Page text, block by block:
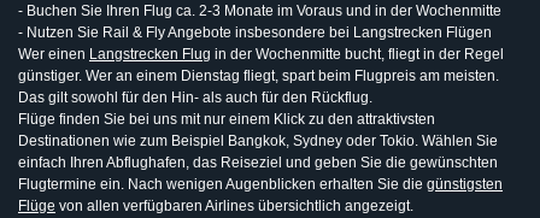
- Buchen Sie Ihren Flug ca. 2-3 Monate im Voraus und in der Wochenmitte
- Nutzen Sie Rail & Fly Angebote insbesondere bei Langstrecken Flügen
Wer einen Langstrecken Flug in der Wochenmitte bucht, fliegt in der Regel
günstiger. Wer an einem Dienstag fliegt, spart beim Flugpreis am meisten.
Das gilt sowohl für den Hin- als auch für den Rückflug.
Flüge finden Sie bei uns mit nur einem Klick zu den attraktivsten
Destinationen wie zum Beispiel Bangkok, Sydney oder Tokio. Wählen Sie
einfach Ihren Abflughafen, das Reiseziel und geben Sie die gewünschten
Flugtermine ein. Nach wenigen Augenblicken erhalten Sie die günstigsten
Flüge von allen verfügbaren Airlines übersichtlich angezeigt.